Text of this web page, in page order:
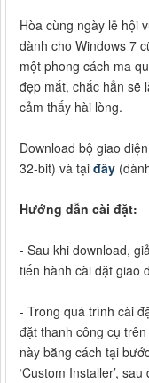
Hòa cùng ngày lễ hội
dành cho Windows 7
một phong cách ma
đẹp mắt, chắc hẳn sẽ
cảm thấy hài lòng.
Download bộ giao
32-bit) và tại đây
Hướng dẫn cài đặt:
- Sau khi download,
tiến hành cài đặt giao
- Trong quá trình cài
đặt thanh công cụ
này bằng cách tại
‘Custom Installer’,